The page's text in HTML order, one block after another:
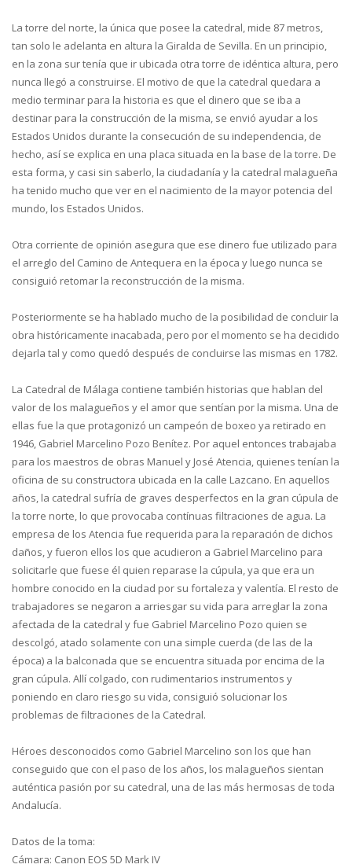
La torre del norte, la única que posee la catedral, mide 87 metros,
tan solo le adelanta en altura la Giralda de Sevilla. En un principio,
en la zona sur tenía que ir ubicada otra torre de idéntica altura, pero
nunca llegó a construirse. El motivo de que la catedral quedara a
medio terminar para la historia es que el dinero que se iba a
destinar para la construcción de la misma, se envió ayudar a los
Estados Unidos durante la consecución de su independencia, de
hecho, así se explica en una placa situada en la base de la torre. De
esta forma, y casi sin saberlo, la ciudadanía y la catedral malagueña
ha tenido mucho que ver en el nacimiento de la mayor potencia del
mundo, los Estados Unidos.
Otra corriente de opinión asegura que ese dinero fue utilizado para
el arreglo del Camino de Antequera en la época y luego nunca se
consiguió retomar la reconstrucción de la misma.
Posteriormente se ha hablado mucho de la posibilidad de concluir la
obra históricamente inacabada, pero por el momento se ha decidido
dejarla tal y como quedó después de concluirse las mismas en 1782.
La Catedral de Málaga contiene también historias que hablan del
valor de los malagueños y el amor que sentían por la misma. Una de
ellas fue la que protagonizó un campeón de boxeo ya retirado en
1946, Gabriel Marcelino Pozo Benítez. Por aquel entonces trabajaba
para los maestros de obras Manuel y José Atencia, quienes tenían la
oficina de su constructora ubicada en la calle Lazcano. En aquellos
años, la catedral sufría de graves desperfectos en la gran cúpula de
la torre norte, lo que provocaba contínuas filtraciones de agua. La
empresa de los Atencia fue requerida para la reparación de dichos
daños, y fueron ellos los que acudieron a Gabriel Marcelino para
solicitarle que fuese él quien reparase la cúpula, ya que era un
hombre conocido en la ciudad por su fortaleza y valentía. El resto de
trabajadores se negaron a arriesgar su vida para arreglar la zona
afectada de la catedral y fue Gabriel Marcelino Pozo quien se
descolgó, atado solamente con una simple cuerda (de las de la
época) a la balconada que se encuentra situada por encima de la
gran cúpula. Allí colgado, con rudimentarios instrumentos y
poniendo en claro riesgo su vida, consiguió solucionar los
problemas de filtraciones de la Catedral.
Héroes desconocidos como Gabriel Marcelino son los que han
conseguido que con el paso de los años, los malagueños sientan
auténtica pasión por su catedral, una de las más hermosas de toda
Andalucía.
Datos de la toma:
Cámara: Canon EOS 5D Mark IV